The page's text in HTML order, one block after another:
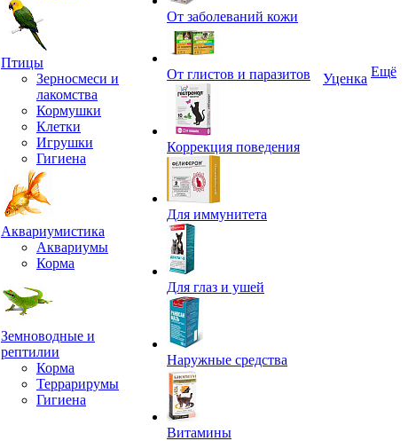
Птицы
Зерносмеси и
лакомства
Кормушки
Клетки
Игрушки
Гигиена
Аквариумистика
Аквариумы
Корма
Земноводные и
рептилии
Корма
Террарирумы
Гигиена
От заболеваний кожи
От глистов и паразитов
Коррекция поведения
Для иммунитета
Для глаз и ушей
Наружные средства
Витамины
Уценка Ещё